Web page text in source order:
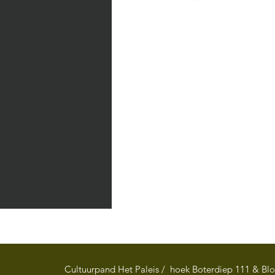
Cultuurpand Het Paleis / hoek Boterdiep 111 &